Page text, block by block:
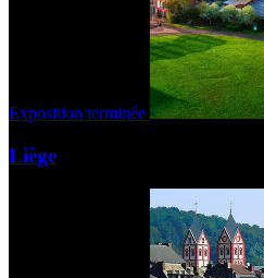
Exposition terminée
Liège